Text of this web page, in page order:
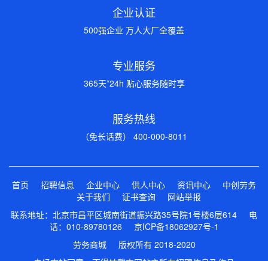
企业认证
500强企业 万人大厂全覆盖
专业服务
365天*24h 贴心服务随时享
服务热线
（免长话费） 400-000-8011
首页 招聘信息 企业中心 供人中心 资讯中心
中创劳务
关于我们
证书查询
网站举报
联系地址：北京市昌平区城南街道振兴路35号院1号楼6层614 电
话：010-89780126 京ICP备18062927号-1
劳务商城 版权所有 2018-2020